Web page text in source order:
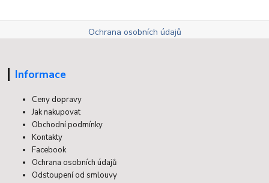
Ochrana osobních údajů
Informace
Ceny dopravy
Jak nakupovat
Obchodní podmínky
Kontakty
Facebook
Ochrana osobních údajů
Odstoupení od smlouvy